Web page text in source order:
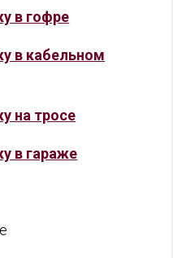
в гофре
в кабельном
на тросе
в гараже